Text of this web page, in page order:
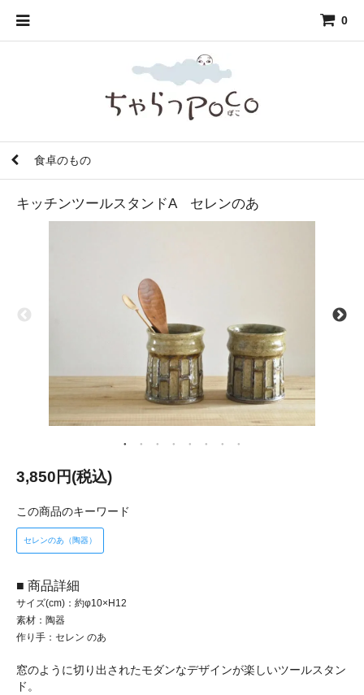
0
食卓のもの
キッチンツールスタンドA セレンのあ
3,850円(税込)
この商品のキーワード
セレンのあ（陶器）
■ 商品詳細
サイズ(cm)：約φ10×H12
素材：陶器
作り手：セレン のあ
窓のように切り出されたモダンなデザインが楽しいツールスタン
ド。